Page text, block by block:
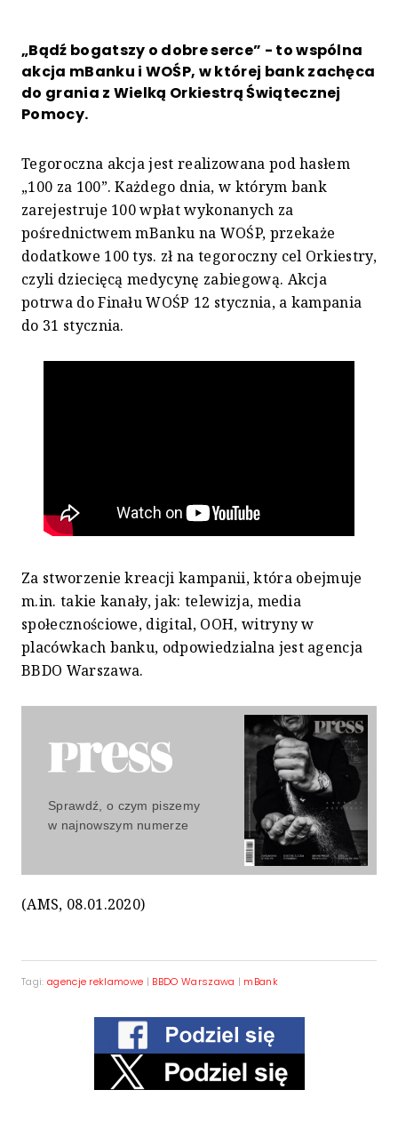
„Bądź bogatszy o dobre serce” - to wspólna
akcja mBanku i WOŚP, w której bank zachęca
do grania z Wielką Orkiestrą Świątecznej
Pomocy.
Tegoroczna akcja jest realizowana pod hasłem
„100 za 100”. Każdego dnia, w którym bank
zarejestruje 100 wpłat wykonanych za
pośrednictwem mBanku na WOŚP, przekaże
dodatkowe 100 tys. zł na tegoroczny cel Orkiestry,
czyli dziecięcą medycynę zabiegową. Akcja
potrwa do Finału WOŚP 12 stycznia, a kampania
do 31 stycznia.
Za stworzenie kreacji kampanii, która obejmuje
m.in. takie kanały, jak: telewizja, media
społecznościowe, digital, OOH, witryny w
placówkach banku, odpowiedzialna jest agencja
BBDO Warszawa.
Sprawdź, o czym piszemy
w najnowszym numerze
(AMS, 08.01.2020)
Tagi: agencje reklamowe | BBDO Warszawa | mBank